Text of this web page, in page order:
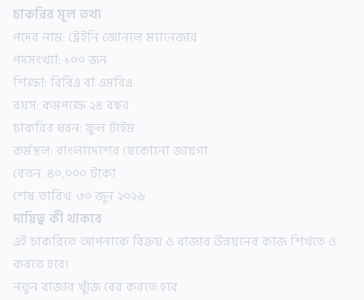
চাকরির মূল তথ্য
পদের নাম: ট্রেইনি জোনাল ম্যানেজার
পদসংখ্যা: ১০০ জন
শিক্ষা: বিবিএ বা এমবিএ
বয়স: কমপক্ষে ২৪ বছর
চাকরির ধরন: ফুল টাইম
কর্মস্থল: বাংলাদেশের যেকোনো জায়গা
বেতন: ৪০,০০০ টাকা
শেষ তারিখ: ৩০ জুন ২০২৬
দায়িত্ব কী থাকবে
এই চাকরিতে আপনাকে বিক্রয় ও বাজার উন্নয়নের কাজ শিখতে ও
করতে হবে।
নতুন বাজার খুঁজে বের করতে হবে